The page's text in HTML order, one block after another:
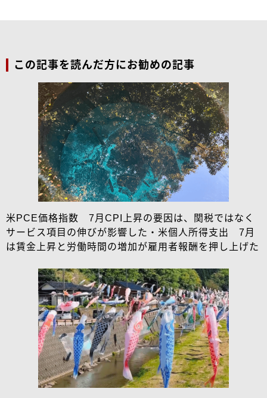
この記事を読んだ方にお勧めの記事
米PCE価格指数 7月CPI上昇の要因は、関税ではなく
サービス項目の伸びが影響した・米個人所得支出 7月
は賃金上昇と労働時間の増加が雇用者報酬を押し上げた